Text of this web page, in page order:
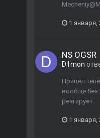
1 января,
NS OGSR
D1mon
Прицел
вообще без
реагирует.
1 января,